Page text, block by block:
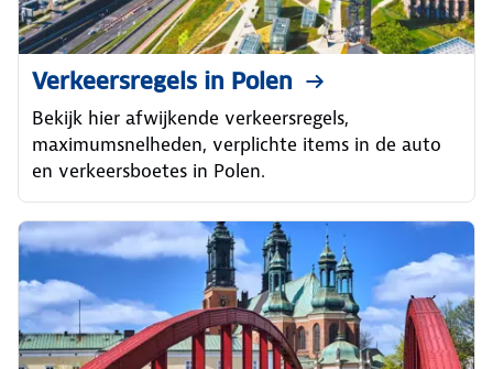
Verkeersregels in Polen
Bekijk hier afwijkende verkeersregels,
maximumsnelheden, verplichte items in de auto
en verkeersboetes in Polen.